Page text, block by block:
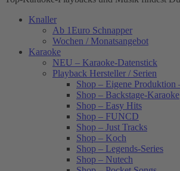
Knaller
Ab 1Euro Schnapper
Wochen / Monatsangebot
Karaoke
NEU – Karaoke-Datenstick
Playback Hersteller / Serien
Shop – Eigene
Shop – Backstage-Karaoke
Shop – Easy Hits
Shop – FUNCD
Shop – Just Tracks
Shop – Koch
Shop – Legends-Series
Shop – Nutech